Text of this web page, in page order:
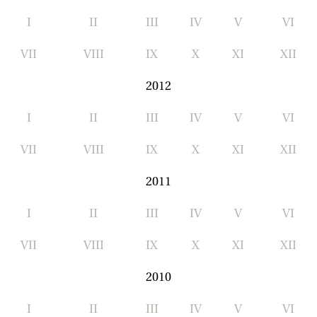
I II III IV V VI
VII VIII IX X XI XII
2012
I II III IV V VI
VII VIII IX X XI XII
2011
I II III IV V VI
VII VIII IX X XI XII
2010
I II III IV V VI